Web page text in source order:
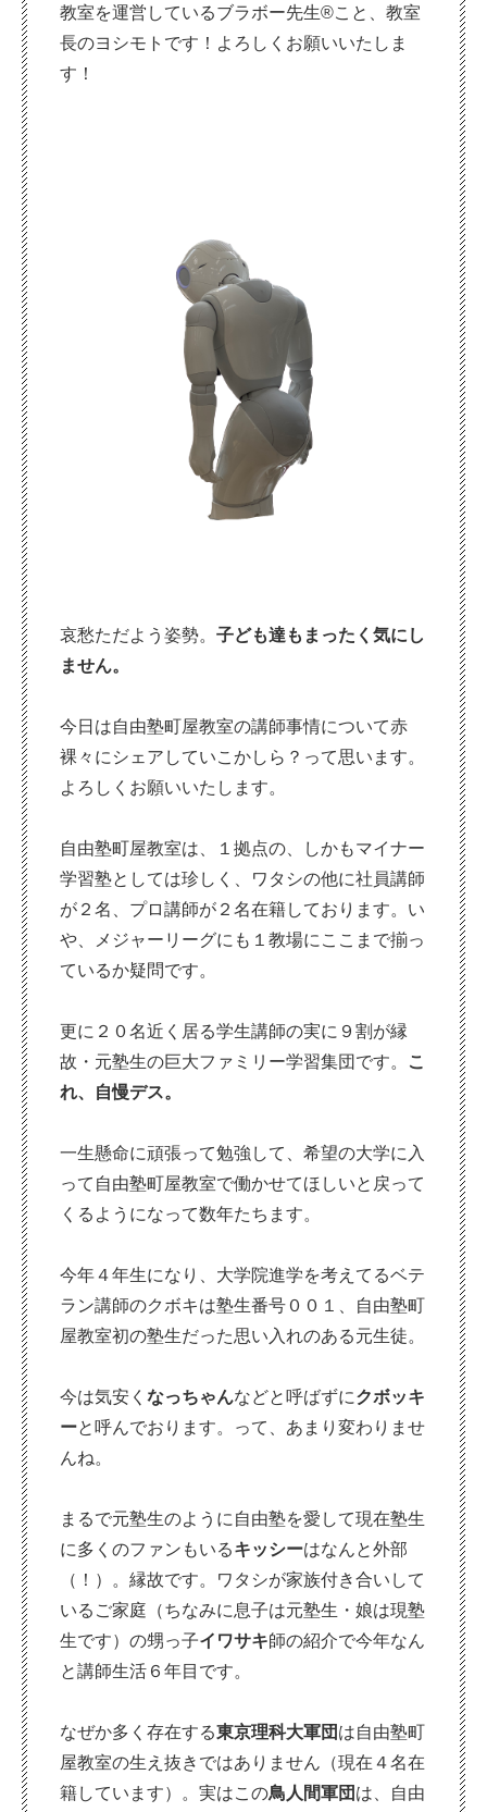
教室を運営しているブラボー先生®こと、教室
長のヨシモトです！よろしくお願いいたしま
す！
哀愁ただよう姿勢。 子ども達もまったく気にし
ません。
今日は自由塾町屋教室の講師事情について赤
裸々にシェアしていこかしら？って思います。
よろしくお願いいたします。
自由塾町屋教室は、１拠点の、しかもマイナー
学習塾としては珍しく、ワタシの他に社員講師
が２名、プロ講師が２名在籍しております。い
や、メジャーリーグにも１教場にここまで揃っ
ているか疑問です。
更に２０名近く居る学生講師の実に９割が縁
故・元塾生の巨大ファミリー学習集団です。
こ
れ、自慢デス。
一生懸命に頑張って勉強して、希望の大学に入
って自由塾町屋教室で働かせてほしいと戻って
くるようになって数年たちます。
今年４年生になり、大学院進学を考えてるベテ
ラン講師のクボキは塾生番号００１、自由塾町
屋教室初の塾生だった思い入れのある元生徒。
今は気安く なっちゃんなどと呼ばずにクボッキ
ーと呼んでおります。って、あまり変わりませ
んね。
まるで元塾生のように自由塾を愛して現在塾生
に多くのファンもいるキッシーはなんと外部
（！）。縁故です。ワタシが家族付き合いして
いるご家庭（ちなみに息子は元塾生・娘は現塾
生です）の甥っ子イワサキ師の紹介で今年なん
と講師生活６年目です。
なぜか多く存在する東京理科大軍団 は自由塾町
屋教室の生え抜きではありません（現在４名在
籍しています）。実はこの鳥人間軍団 は、自由